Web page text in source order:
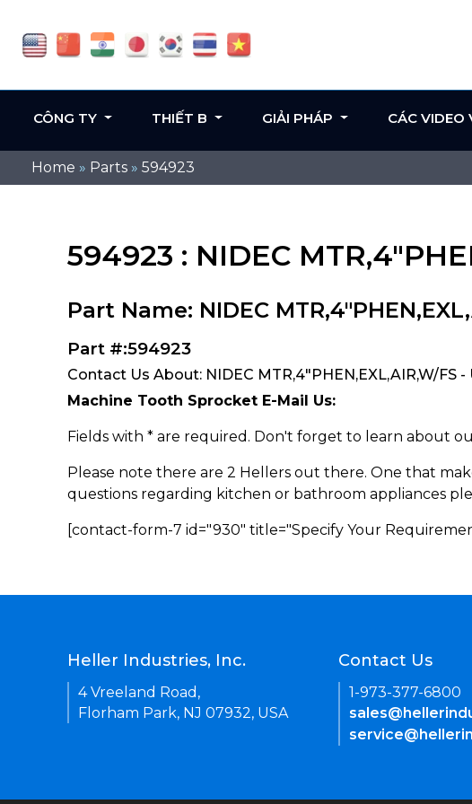
Home » Parts » 594923
594923 : NIDEC
Part Name: NIDEC
Part #:594923
Contact Us About: NIDEC MTR,4"PHEN,EXL,AIR,W/FS -
Machine Tooth Sprocket E-Mail Us:
Fields with * are required. Don't forget to learn about
Please note there are 2 Hellers out there. One that
questions regarding kitchen or bathroom appliances
[contact-form-7 id="930" title="Specify Your
CÔNG TY THIẾT B GIẢI PHÁP CÁC VIDEO
Heller Industries, Inc.
4 Vreeland Road,
Florham Park, NJ 07932, USA
Contact Us
1-973-377-6800